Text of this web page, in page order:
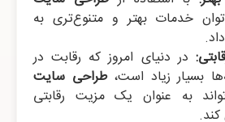
خدمات بهتر و متنوع‌تری به
در دنیای امروز که رقابت در
بسیار زیاد است،طراحی سایت
به عنوان یک مزیت رقابتی